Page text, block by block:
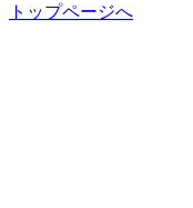
トップページへ